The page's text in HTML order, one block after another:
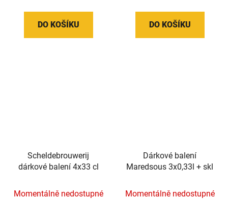
DO KOŠÍKU DO KOŠÍKU
Scheldebrouwerij
dárkové balení 4x33 cl
Momentálně nedostupné
Dárkové balení
Maredsous 3x0,33l + skl
Momentálně nedostupné